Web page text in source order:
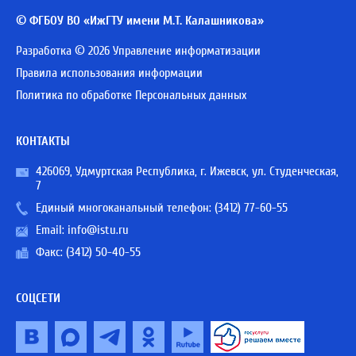
© ФГБОУ ВО «ИжГТУ имени М.Т. Калашникова»
Разработка © 2026 Управление информатизации
Правила использования информации
Политика по обработке Персональных данных
КОНТАКТЫ
426069, Удмуртская Республика, г. Ижевск, ул. Студенческая,
7
Единый многоканальный телефон: (3412) 77-60-55
Email: info@istu.ru
Факс: (3412) 50-40-55
СОЦСЕТИ